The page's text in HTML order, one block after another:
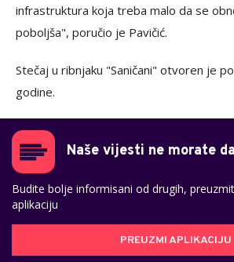
infrastruktura koja treba malo da se
poboljša", poručio je Pavičić.
Stečaj u ribnjaku "Saničani" otvoren je
godine.
Naše vijesti ne morate
Budite bolje informisani od drugih,
aplikaciju
PREUZMI APLIKACIJU